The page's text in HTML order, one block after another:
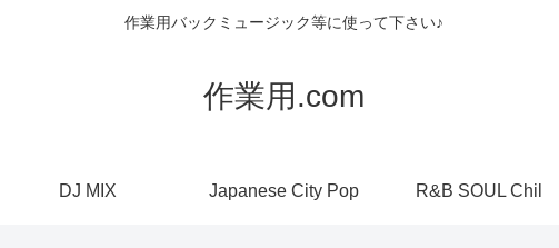
作業用バックミュージック等に使って下さい♪
作業用.com
DJ MIX Japanese City Pop R&B SOUL Chil